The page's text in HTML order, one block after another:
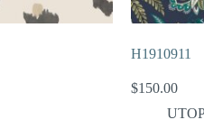
H1910911
$150.00